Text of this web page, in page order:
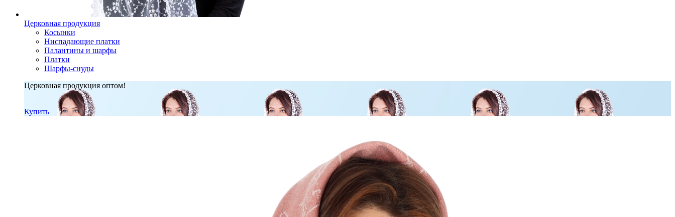
Церковная продукция
Косынки
Ниспадающие платки
Палантины и шарфы
Платки
Шарфы-снуды
Церковная продукция оптом!
Купить